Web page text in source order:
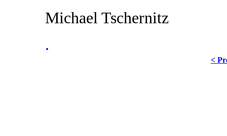
Michael Tschernitz
.
<